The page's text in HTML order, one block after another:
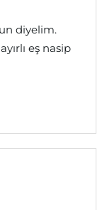
diyelim.
eş nasip